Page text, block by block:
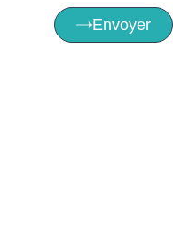
Envoyer